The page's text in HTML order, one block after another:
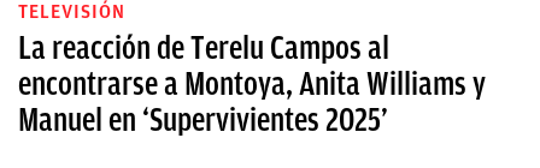
TELEVISIÓN
La reacción de Terelu Campos al
encontrarse a Montoya, Anita Williams y
Manuel en ‘Supervivientes 2025’